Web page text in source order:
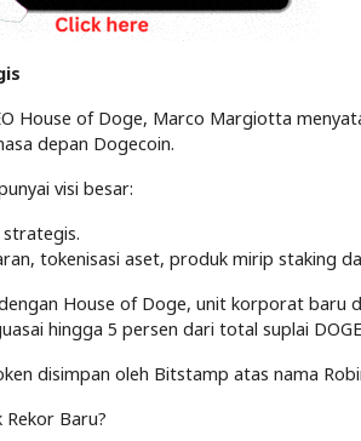
House of Doge, Marco Margiotta
depan Dogecoin.
visi besar:
tokenisasi aset, produk mirip staking
House of Doge, unit korporat baru
hingga 5 persen dari total suplai
disimpan oleh Bitstamp atas nama
Rekor Baru?